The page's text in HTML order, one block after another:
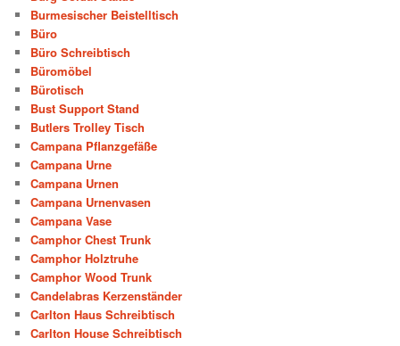
Burmesischer Beistelltisch
Büro
Büro Schreibtisch
Büromöbel
Bürotisch
Bust Support Stand
Butlers Trolley Tisch
Campana Pflanzgefäße
Campana Urne
Campana Urnen
Campana Urnenvasen
Campana Vase
Camphor Chest Trunk
Camphor Holztruhe
Camphor Wood Trunk
Candelabras Kerzenständer
Carlton Haus Schreibtisch
Carlton House Schreibtisch